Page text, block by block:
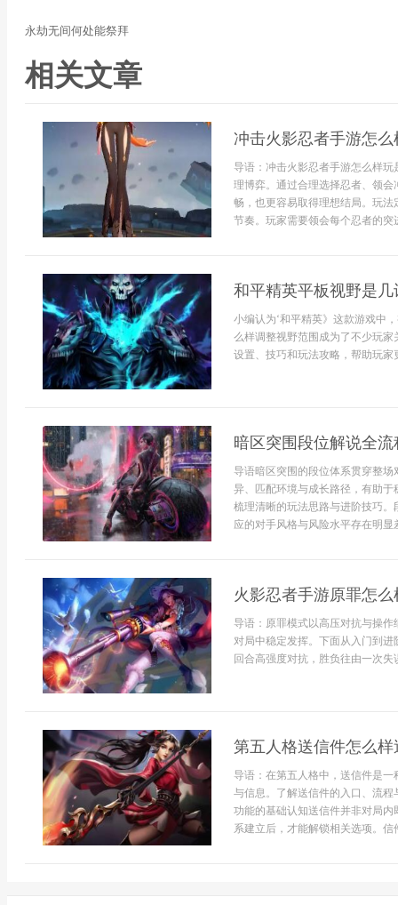
永劫无间何处能祭拜
相关文章
冲击火影忍者手游怎么
导语：冲击火影忍者手游怎么样
理博弈。通过合理选择忍者、领
畅，也更容易取得理想结局。玩
节奏。玩家需要领会每个忍者的
和平精英平板视野是几
小编认为‘和平精英》这款游戏中
么样调整视野范围成为了不少玩
设置、技巧和玩法攻略，帮助玩
暗区突围段位解说全流
导语暗区突围的段位体系贯穿整
异、匹配环境与成长路径，有助
梳理清晰的玩法思路与进阶技巧
应的对手风格与风险水平存在明显
火影忍者手游原罪怎么
导语：原罪模式以高压对抗与操
对局中稳定发挥。下面从入门到
回合高强度对抗，胜负往由一次
第五人格送信件怎么样
导语：在第五人格中，送信件是
与信息。了解送信件的入口、流
功能的基础认知送信件并非对局
系建立后，才能解锁相关选项。